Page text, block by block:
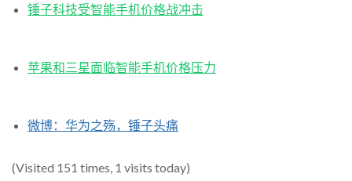
锤子科技受智能手机价格战冲击
苹果和三星面临智能手机价格压力
微博：华为之殇，锤子头痛
(Visited 151 times, 1 visits today)